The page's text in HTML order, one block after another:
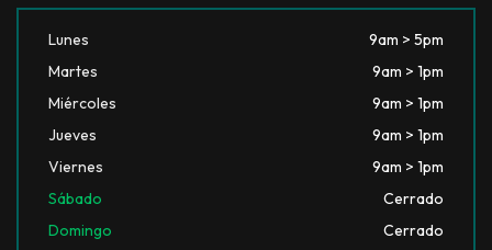
Lunes
9am > 5pm
Martes
9am > 1pm
Miércoles
9am > 1pm
Jueves
9am > 1pm
Viernes
9am > 1pm
Sábado
Cerrado
Domingo
Cerrado